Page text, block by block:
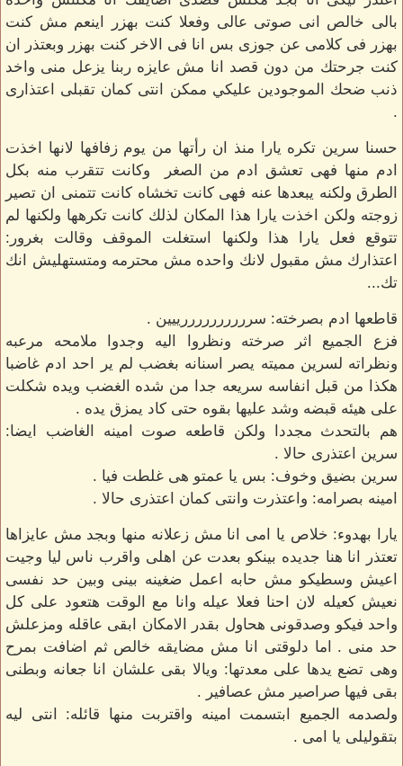
بالى خالص انى صوتى عالى وفعلا كنت بهزر اينعم مش كنت
بهزر فى كلامى عن جوزى بس انا فى الاخر كنت بهزر وبعتذر ان
كنت جرحتك من دون قصد انا مش عايزه ربنا يزعل منى واخد
ذنب ضحك الموجودين عليكي ممكن انتى كمان تقبلى اعتذارى
.
حسنا سرين تكره يارا منذ ان رأتها من يوم زفافها لانها اخذت
ادم منها فهى تعشق ادم من الصغر وكانت تتقرب منه بكل
الطرق ولكنه يبعدها عنه فهى كانت تخشاه كانت تتمنى ان تصير
زوجته ولكن اخذت يارا هذا المكان لذلك كانت تكرهها ولكنها لم
تتوقع فعل يارا هذا ولكنها استغلت الموقف وقالت بغرور:
اعتذارك مش مقبول لانك واحده مش محترمه ومتستهليش انك
تك...
قاطعها ادم بصرخته: سررررررررررييين .
فزع الجميع اثر صرخته ونظروا اليه وجدوا ملامحه مرعبه
ونظراته لسرين مميته يصر اسنانه بغضب لم ير احد ادم غاضبا
هكذا من قبل انفاسه سريعه جدا من شده الغضب ويده شكلت
على هيئه قبضه وشد عليها بقوه حتى كاد يمزق يده .
هم بالتحدث مجددا ولكن قاطعه صوت امينه الغاضب ايضا:
سرين اعتذرى حالا .
سرين بضيق وخوف: بس يا عمتو هى غلطت فيا .
امينه بصرامه: واعتذرت وانتى كمان اعتذرى حالا .
يارا بهدوء: خلاص يا امى انا مش زعلانه منها وبجد مش عايزاها
تعتذر انا هنا جديده بينكو بعدت عن اهلى واقرب ناس ليا وجيت
اعيش وسطيكو مش حابه اعمل ضغينه بينى وبين حد نفسى
نعيش كعيله لان احنا فعلا عيله وانا مع الوقت هتعود على كل
واحد فيكو وصدقونى هحاول بقدر الامكان ابقى عاقله ومزعلش
حد منى . اما دلوقتى انا مش مضايقه خالص ثم اضافت بمرح
وهى تضع يدها على معدتها: ويالا بقى علشان انا جعانه وبطنى
بقى فيها صراصير مش عصافير .
ولصدمه الجميع ابتسمت امينه واقتربت منها قائله: انتى ليه
بتقوليلى يا امى .